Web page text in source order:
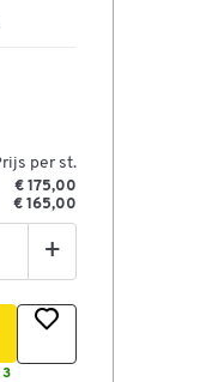
per st.
€ 175,00
€ 165,00
+
3